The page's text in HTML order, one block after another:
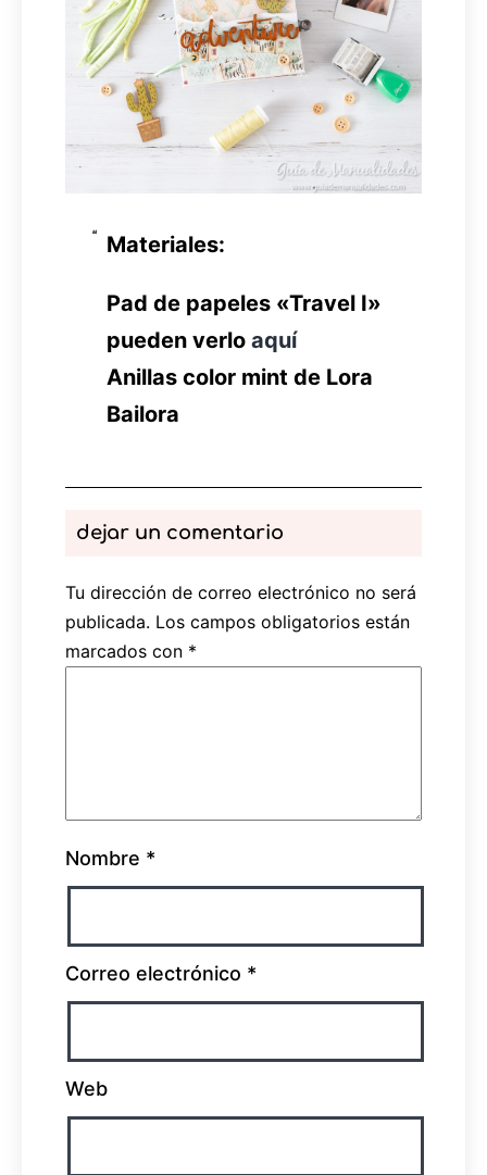
Materiales:
Pad de papeles «Travel I»
pueden verlo aquí
Anillas color mint de Lora
Bailora
dejar un comentario
Tu dirección de correo electrónico no será
publicada. Los campos obligatorios están
marcados con *
Nombre *
Correo electrónico *
Web